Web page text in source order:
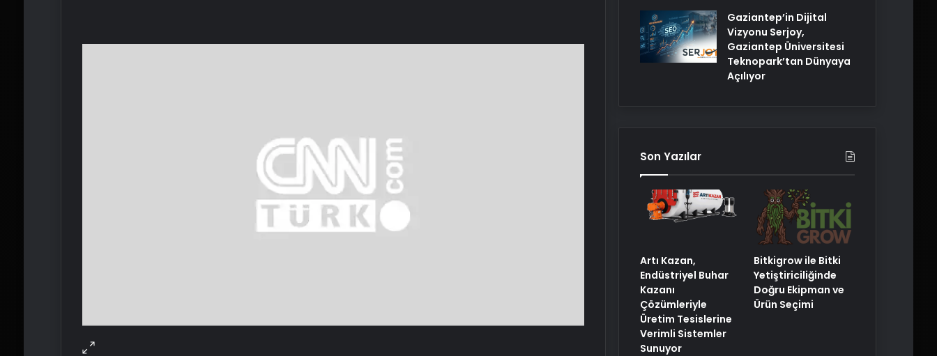
Gaziantep’in Dijital
Vizyonu Serjoy,
Gaziantep Üniversitesi
Teknopark’tan Dünyaya
Açılıyor
Son Yazılar
Artı Kazan,
Endüstriyel Buhar
Kazanı
Çözümleriyle
Üretim Tesislerine
Verimli Sistemler
Sunuyor
Bitkigrow ile Bitki
Yetiştiriciliğinde
Doğru Ekipman ve
Ürün Seçimi